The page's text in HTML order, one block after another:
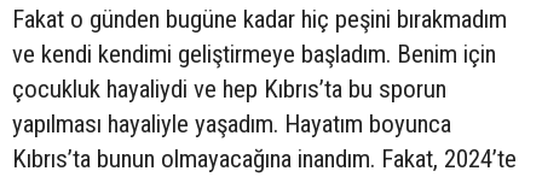
Fakat o günden bugüne kadar hiç peşini bırakmadım
ve kendi kendimi geliştirmeye başladım. Benim için
çocukluk hayaliydi ve hep Kıbrıs’ta bu sporun
yapılması hayaliyle yaşadım. Hayatım boyunca
Kıbrıs’ta bunun olmayacağına inandım. Fakat, 2024’te